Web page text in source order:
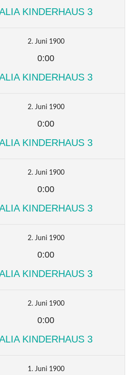
KINDERHAUS 3
2. Juni 1900
0:00
KINDERHAUS 3
2. Juni 1900
0:00
KINDERHAUS 3
2. Juni 1900
0:00
KINDERHAUS 3
2. Juni 1900
0:00
KINDERHAUS 3
2. Juni 1900
0:00
KINDERHAUS 3
1. Juni 1900